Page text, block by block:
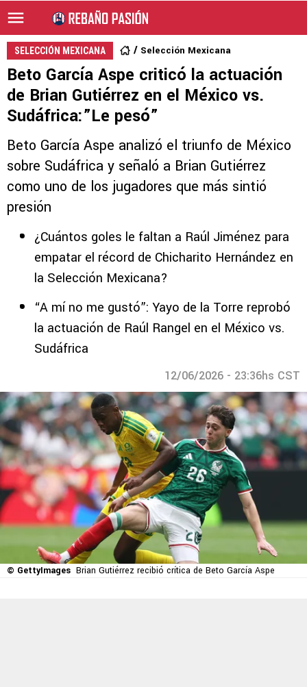
SELECCIÓN MEXICANA Selección Mexicana
Beto García Aspe criticó la actuación
de Brian Gutiérrez en el México vs.
Sudáfrica:”Le pesó”
Beto García Aspe analizó el triunfo de México
sobre Sudáfrica y señaló a Brian Gutiérrez
como uno de los jugadores que más sintió
presión
¿Cuántos goles le faltan a Raúl Jiménez para
empatar el récord de Chicharito Hernández en
la Selección Mexicana?
“A mí no me gustó”: Yayo de la Torre reprobó
la actuación de Raúl Rangel en el México vs.
Sudáfrica
12/06/2026 - 23:36hs CST
© GettyImages Brian Gutiérrez recibió crítica de Beto García Aspe